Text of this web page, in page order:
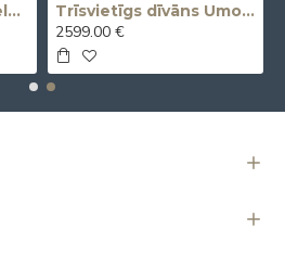
Dīvāns OLOS (Neizvelkams) (Trīsvietīgs) Trīsvietīgs dīvāns Umo X (Izvelkams, elektrisks)
2599.00 €